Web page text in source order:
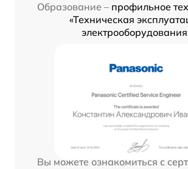
Образование – профильное
«Техническая
Вы можете ознакомиться с